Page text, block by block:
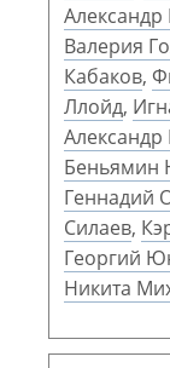
Валерия
Кабаков,
Ллойд,
Беньямин
Геннадий
Силаев,
Георгий
Никита